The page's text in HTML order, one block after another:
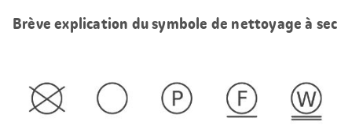
Brève explication du symbole de nettoyage à sec